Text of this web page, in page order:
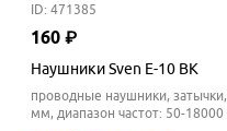
ID: 471385
160 ₽
Наушники Sven E-10 BK
проводные наушники,
мм, диапазон частот: 50-